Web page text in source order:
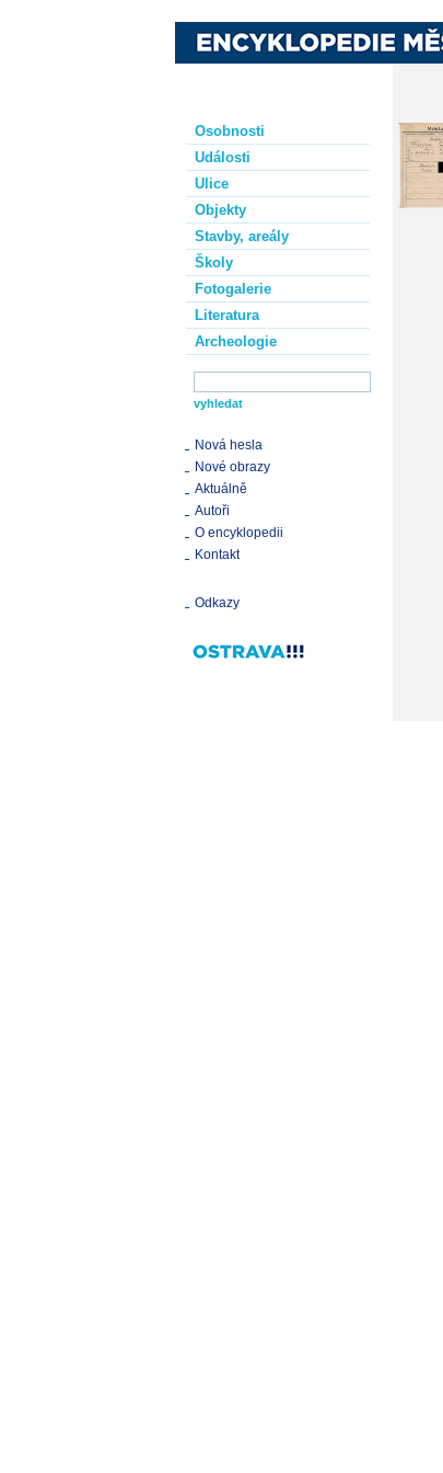
Osobnosti
Události
Ulice
Objekty
Stavby, areály
Školy
Fotogalerie
Literatura
Archeologie
Nová hesla
Nové obrazy
Aktuálně
Autoři
O encyklopedii
Kontakt
Odkazy